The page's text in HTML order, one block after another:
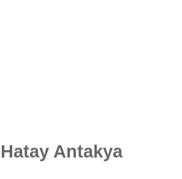
Antakya